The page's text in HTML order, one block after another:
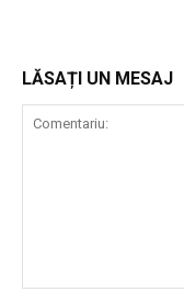
LĂSAȚI UN MESAJ